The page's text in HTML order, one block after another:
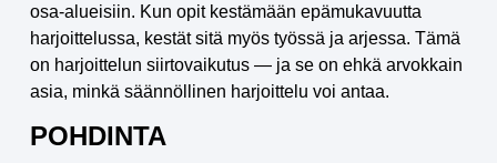
osa-alueisiin. Kun opit kestämään epämukavuutta
harjoittelussa, kestät sitä myös työssä ja arjessa. Tämä
on harjoittelun siirtovaikutus — ja se on ehkä arvokkain
asia, minkä säännöllinen harjoittelu voi antaa.
POHDINTA